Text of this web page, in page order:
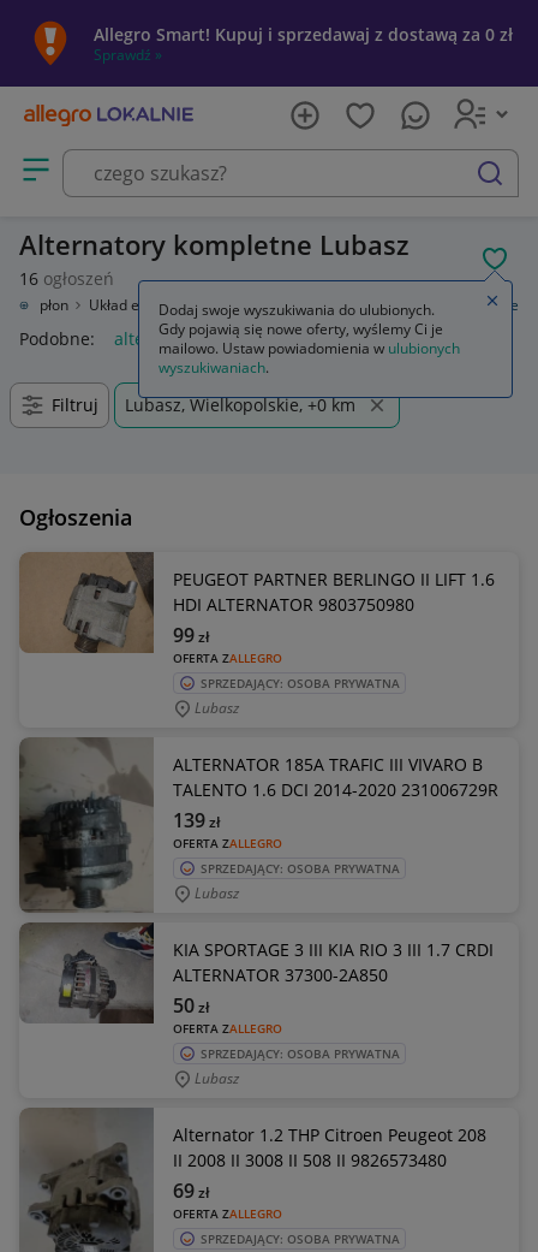
Allegro Smart! Kupuj i sprzedawaj z dostawą za 0 zł
Sprawdź »
Otwórz menu z kategoriami
szukaj
Alternatory kompletne Lubasz
16 ogłoszeń
zapłon Układ elektryczny silnika Alternatory Alternatory kompletne
Podobne: alternatory kompletne
Filtruj Lubasz, Wielkopolskie, +0 km
Ogłoszenia
PEUGEOT PARTNER BERLINGO II LIFT 1.6
HDI ALTERNATOR 9803750980
OFERTA ZALLEGRO
99zł
SPRZEDAJĄCY: OSOBA PRYWATNA
Lubasz
ALTERNATOR 185A TRAFIC III VIVARO B
TALENTO 1.6 DCI 2014-2020 231006729R
OFERTA ZALLEGRO
139zł
SPRZEDAJĄCY: OSOBA PRYWATNA
Lubasz
KIA SPORTAGE 3 III KIA RIO 3 III 1.7 CRDI
ALTERNATOR 37300-2A850
OFERTA ZALLEGRO
50zł
SPRZEDAJĄCY: OSOBA PRYWATNA
Lubasz
Alternator 1.2 THP Citroen Peugeot 208
II 2008 II 3008 II 508 II 9826573480
OFERTA ZALLEGRO
69zł
SPRZEDAJĄCY: OSOBA PRYWATNA
Dodaj swoje wyszukiwania do ulubionych.
Gdy pojawią się nowe oferty, wyślemy Ci je
mailowo. Ustaw powiadomienia w ulubionych
wyszukiwaniach.